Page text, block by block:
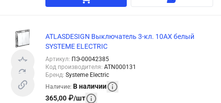
ATLASDESIGN Выключатель 3-кл. 10АХ белый
SYSTEME ELECTRIC
Артикул: ПЭ-00042385
Код производителя: ATN000131
Бренд: Systeme Electric
Наличие: В наличии
365,00 ₽/шт